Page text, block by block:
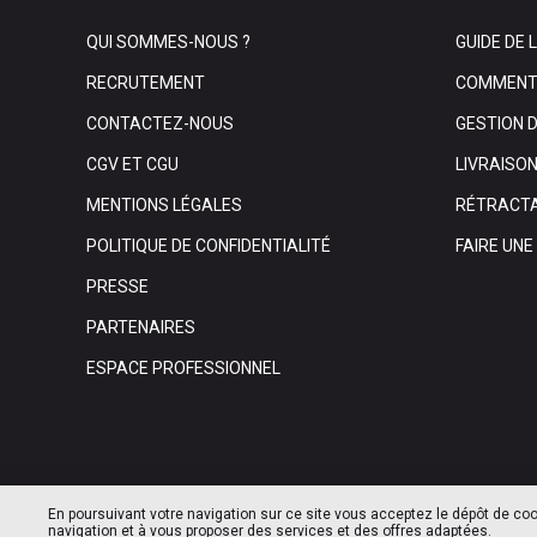
QUI SOMMES-NOUS ?
RECRUTEMENT
CONTACTEZ-NOUS
CGV ET CGU
MENTIONS LÉGALES
POLITIQUE DE CONFIDENTIALITÉ
PRESSE
PARTENAIRES
ESPACE PROFESSIONNEL
GUIDE DE
GESTION
LIVRAISON
FAIRE
En poursuivant votre navigation sur ce site vous acceptez le dépôt de
navigation et à vous proposer des services et des offres adaptées.